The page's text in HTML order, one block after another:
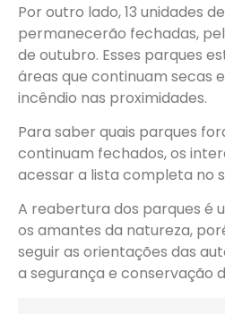
Por outro lado, 13 unidades
permanecerão fechadas,
de outubro. Esses parques
áreas que continuam secas
incêndio nas proximidades.
Para saber quais parques
continuam fechados, os
acessar a lista completa no
A reabertura dos parques é
os amantes da natureza,
seguir as orientações das
a segurança e conservação